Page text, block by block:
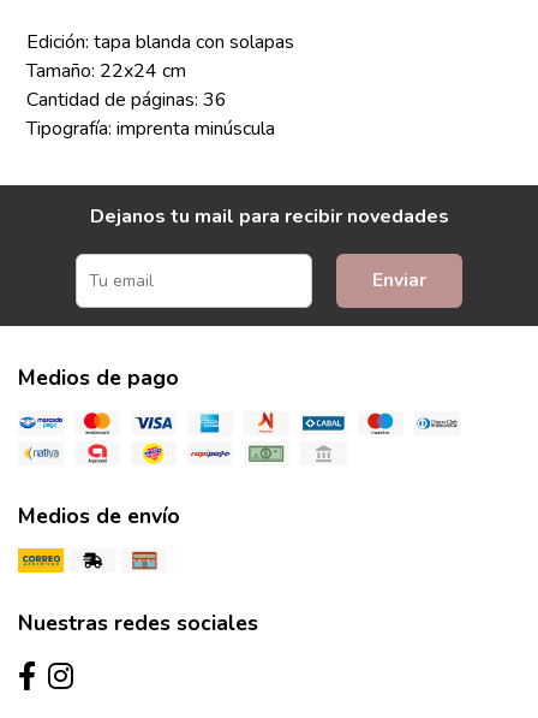
Edición: tapa blanda con solapas
Tamaño: 22x24 cm
Cantidad de páginas: 36
Tipografía: imprenta minúscula
Dejanos tu mail para recibir novedades
Enviar
Medios de pago
Medios de envío
Nuestras redes sociales